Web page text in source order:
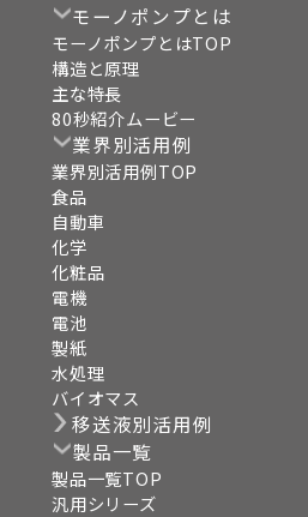
モーノポンプとは
モーノポンプとはTOP
構造と原理
主な特長
80秒紹介ムービー
業界別活用例
業界別活用例TOP
食品
自動車
化学
化粧品
電機
電池
製紙
水処理
バイオマス
移送液別活用例
製品一覧
製品一覧TOP
汎用シリーズ